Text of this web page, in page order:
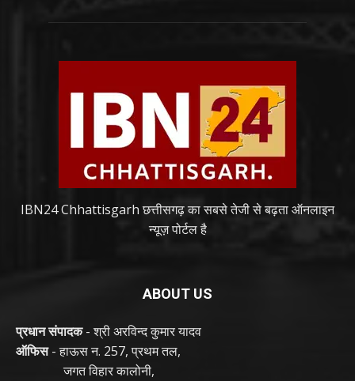
IBN24 Chhattisgarh छत्तीसगढ़ का सबसे तेजी से बढ़ता ऑनलाइन
न्यूज़ पोर्टल है
ABOUT US
प्रधान संपादक- श्री अरविन्द कुमार यादव
ऑफिस- हाऊस न. 257, प्रथम तल,
जगत विहार कालोनी,